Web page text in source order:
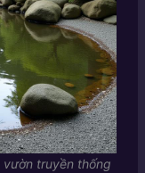
vườn truyền thống